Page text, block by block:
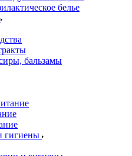
белье
бальзамы
гигиены